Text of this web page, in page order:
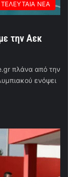
ΤΕΛΕΥΤΑΙΑ ΝΕΑ
την Αεκ
πλάνα από την
ενόψει